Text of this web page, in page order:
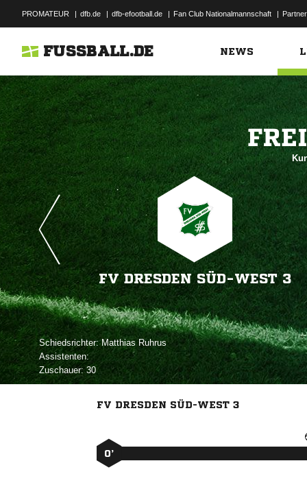
PROMATEUR | dfb.de | dfb-efootball.de | Fan Club Nationalmannschaft | Partner
FUSSBALL.DE NEWS
FV DRESDEN SÜD-WEST 3
Schiedsrichter: 
Assistenten:
Zuschauer:30
FV DRESDEN SÜD-WEST 3
0’